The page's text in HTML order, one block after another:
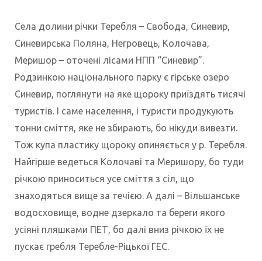
Села долини річки Теребля – Свобода, Синевир,
Синевирська Поляна, Негровець, Колочава,
Меришор – оточені лісами НПП “Синевир”.
Родзинкою національного парку є гірське озеро
Синевир, поглянути на яке щороку приїздять тисячі
туристів. І саме населення, і туристи продукують
тонни сміття, яке не збирають, бо нікуди вивезти.
Тож купа пластику щороку опиняється у р. Теребля.
Найгірше ведеться Колочаві та Меришору, бо туди
річкою приноситься усе сміття з сіл, що
знаходяться вище за течією. А далі – Вільшанське
водосховище, водне дзеркало та береги якого
усіяні пляшками ПЕТ, бо далі вниз річкою їх не
пускає гребля Теребле-Ріцької ГЕС.